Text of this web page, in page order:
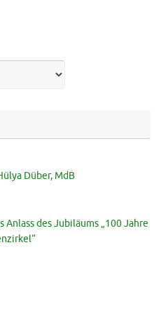
Düber, MdB
des Jubiläums „100 Jahre